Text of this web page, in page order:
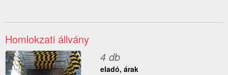
Homlokzati állvány
4 db
eladó, árak